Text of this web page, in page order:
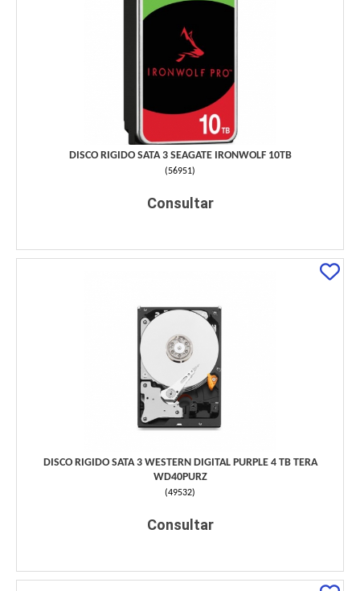
DISCO RIGIDO SATA 3 SEAGATE IRONWOLF 10TB
(56951)
Consultar
DISCO RIGIDO SATA 3 WESTERN DIGITAL PURPLE 4 TB TERA
WD40PURZ
(49532)
Consultar